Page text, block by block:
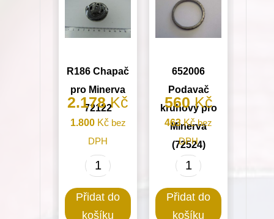
R186 Chapač
pro Minerva
72122
2.178Kč
1.800 Kčbez
DPH
R186
pro
Přidat do
košíku
652006
Podavač
kruhový pro
Minerva
(72524)
560Kč
463Kčbez
DPH
652006
kruhový
Přidat do
košíku